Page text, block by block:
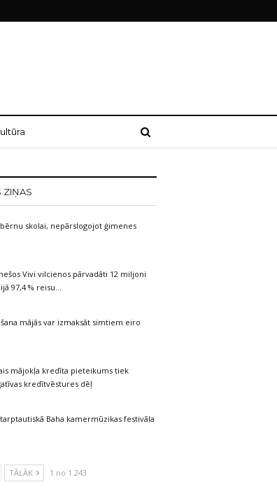
ZIŅAS
bērnu skolai, nepārslogojot ģimenes
Vivi vilcienos pārvadāti 12 miljoni
97,4 % reisu…
mājās var izmaksāt simtiem eiro
mājokļa kredīta pieteikums tiek
kredītvēstures dēļ
Baha kamermūzikas festivāla
TĀLĀK 1 no 1 243